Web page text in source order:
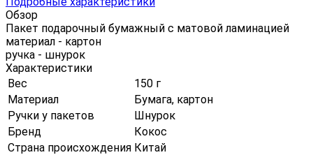
Обзор
Пакет подарочный бумажный с матовой ламинацией
материал - картон
ручка - шнурок
Характеристики
Вес
150 г
Материал
Бумага, картон
Ручки у пакетов
Шнурок
Бренд
Кокос
Страна происхождения Китай